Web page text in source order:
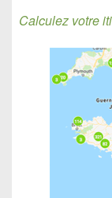
Calculez votre